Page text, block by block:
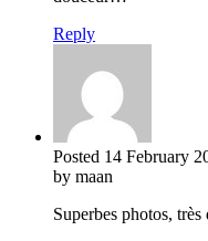
Reply
Posted 14 February
by maan
Superbes photos,